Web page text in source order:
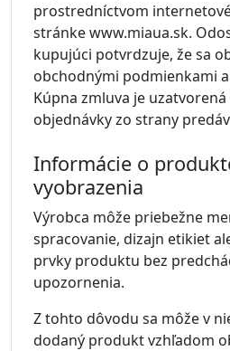
prostredníctvom
stránke www.miaua.sk.
kupujúci potvrdzuje, že sa
obchodnými podmienkami
Kúpna zmluva je
objednávky zo strany
Informácie o
vyobrazenia
Výrobca môže priebežne
spracovanie, dizajn etikiet
prvky produktu bez
upozornenia.
Z tohto dôvodu sa môže v
dodaný produkt vzhľadom